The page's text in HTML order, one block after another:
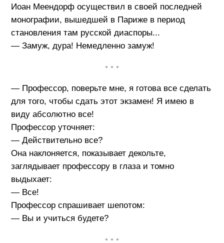
Иоан Меендорф осуществил в своей последней
монографии, вышедшей в Париже в период
становления там русской диаспоры...
— Замуж, дура! Немедленно замуж!
• • •
— Профессор, поверьте мне, я готова все сделать
для того, чтобы сдать этот экзамен! Я имею в
виду абсолютно все!
Профессор уточняет:
— Действительно все?
Она наклоняется, показывает декольте,
заглядывает профессору в глаза и томно
выдыхает:
— Все!
Профессор спрашивает шепотом:
— Вы и учиться будете?
• • •